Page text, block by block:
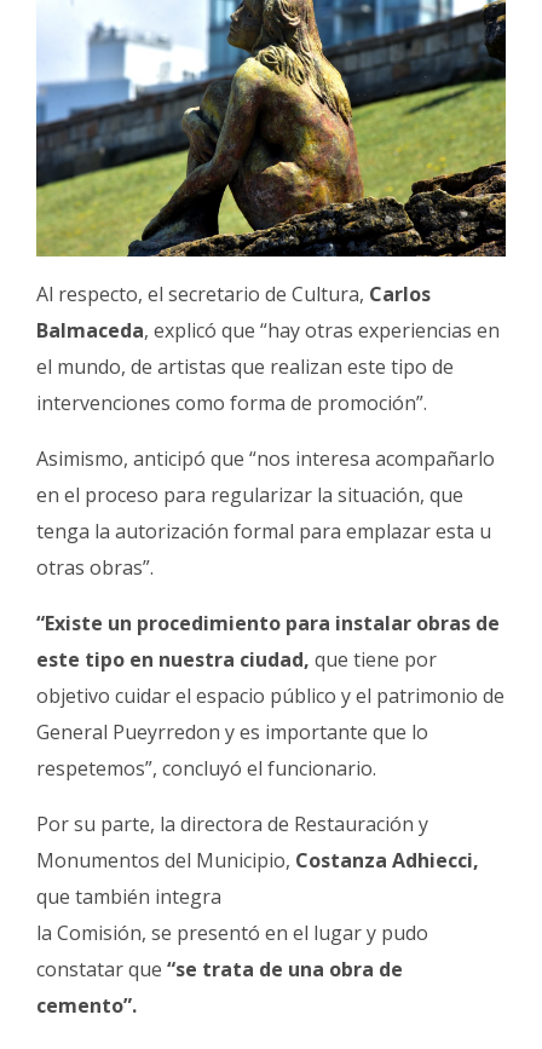
Al respecto, el secretario de Cultura, Carlos
Balmaceda, explicó que “hay otras experiencias en
el mundo, de artistas que realizan este tipo de
intervenciones como forma de promoción”.
Asimismo, anticipó que “nos interesa acompañarlo
en el proceso para regularizar la situación, que
tenga la autorización formal para emplazar esta u
otras obras”.
“Existe un procedimiento para instalar obras de
este tipo en nuestra ciudad, que tiene por
objetivo cuidar el espacio público y el patrimonio de
General Pueyrredon y es importante que lo
respetemos”, concluyó el funcionario.
Por su parte, la directora de Restauración y
Monumentos del Municipio, Costanza Adhiecci,
que también integra
la Comisión, se presentó en el lugar y pudo
constatar que “se trata de una obra de
cemento”.